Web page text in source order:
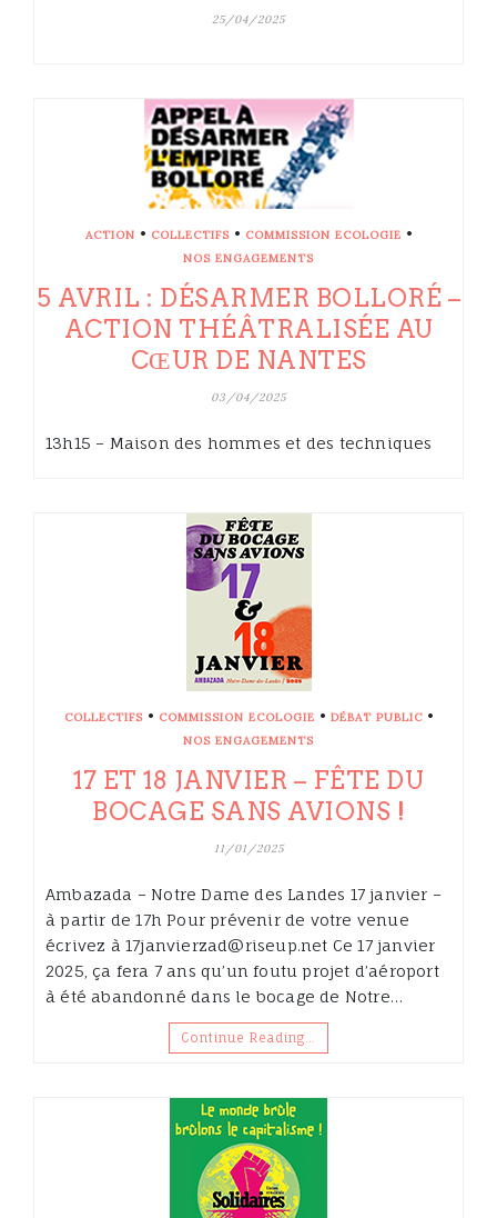
25/04/2025
ACTION • COLLECTIFS• COMMISSION ECOLOGIE •
NOS ENGAGEMENTS
5 AVRIL : DÉSARMER BOLLORÉ –
ACTION THÉÂTRALISÉE AU
CŒUR DE NANTES
03/04/2025
13h15 – Maison des hommes et des techniques
COLLECTIFS• COMMISSION ECOLOGIE • DÉBAT PUBLIC•
NOS ENGAGEMENTS
17 ET 18 JANVIER – FÊTE DU
BOCAGE SANS AVIONS !
11/01/2025
Ambazada – Notre Dame des Landes 17 janvier –
à partir de 17h Pour prévenir de votre venue
écrivez à 17janvierzad@riseup.net Ce 17 janvier
2025, ça fera 7 ans qu’un foutu projet d’aéroport
à été abandonné dans le bocage de Notre…
Continue Reading…